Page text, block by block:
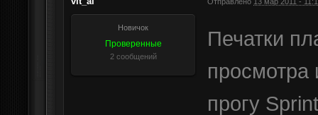
Новичок
Проверенные
2 сообщений
Печатки
просмотра
прогу